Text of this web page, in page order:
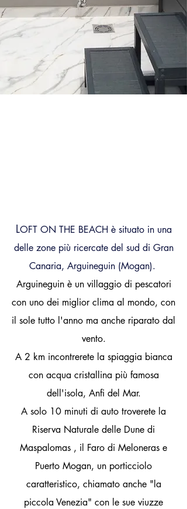
LOFT ON THE BEACH è situato in una
delle zone più ricercate del sud di Gran
Canaria, Arguineguin (Mogan).
Arguineguin è un villaggio di pescatori
con uno dei miglior clima al mondo, con
il sole tutto l'anno ma anche riparato dal
vento.
A 2 km incontrerete la spiaggia bianca
con acqua cristallina più famosa
dell'isola, Anfi del Mar.
A solo 10 minuti di auto troverete la
Riserva Naturale delle Dune di
Maspalomas , il Faro di Meloneras e
Puerto Mogan, un porticciolo
caratteristico, chiamato anche "la
piccola Venezia" con le sue viuzze